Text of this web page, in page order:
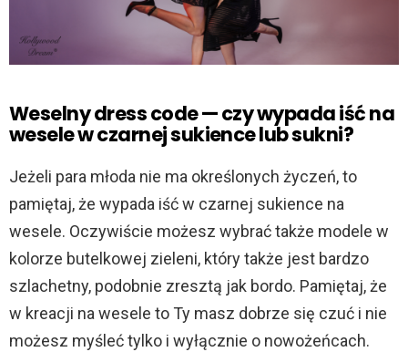
Weselny dress code — czy wypada iść na
wesele w czarnej sukience lub sukni?
Jeżeli para młoda nie ma określonych życzeń, to
pamiętaj, że wypada iść w czarnej sukience na
wesele. Oczywiście możesz wybrać także modele w
kolorze butelkowej zieleni, który także jest bardzo
szlachetny, podobnie zresztą jak bordo. Pamiętaj, że
w kreacji na wesele to Ty masz dobrze się czuć i nie
możesz myśleć tylko i wyłącznie o nowożeńcach.